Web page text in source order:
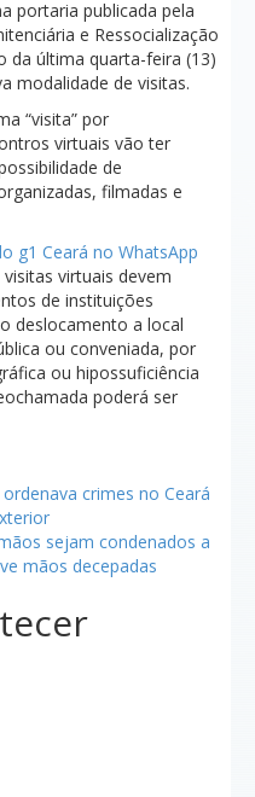
portaria publicada pela
e Ressocialização
da última quarta-feira (13)
modalidade de visitas.
“visita” por
virtuais vão ter
de
filmadas e
g1 Ceará no WhatsApp
visitas virtuais devem
de instituições
deslocamento a local
ou conveniada, por
ou hipossuficiência
poderá ser
crimes no Ceará
sejam condenados a
mãos decepadas